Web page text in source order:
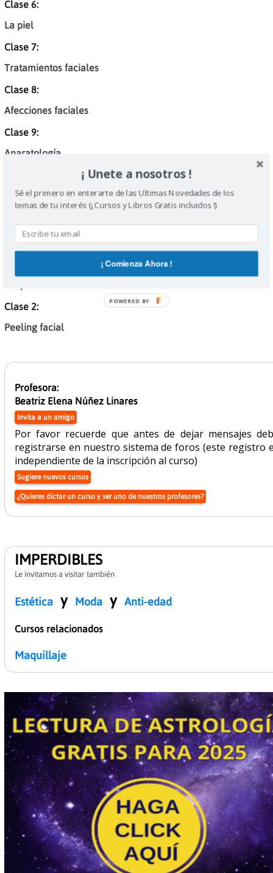
Clase 6:
La piel
Clase 7:
Tratamientos faciales
Clase 8:
Afecciones faciales
Clase 9:
Aparatología
Cuidado corporal
Bonus track
Clase 2:
Peeling facial
Profesora:
Beatriz Elena Núñez Linares
Invita a un amigo
Por favor recuerde que antes de dejar mensajes
registrarse en nuestro sistema de foros (este registro
independiente de la inscripción al curso)
Sugiere nuevos cursos
¿Quieres dictar un curso y ser uno de nuestros profesores?
IMPERDIBLES
Le invitamos a visitar también
Estéticay Moday Anti-edad
Cursos relacionados
Maquillaje
¡ Unete a nosotros !
Sé el primero en enterarte de las Ultimas Novedades de los
temas de tu interés (¡ Cursos y Libros Gratis incluidos !)
¡ Comienza Ahora !
POWERED BY